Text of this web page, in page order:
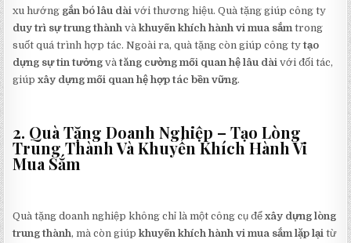
xu hướng gắn bó lâu dài với thương hiệu. Quà tặng giúp công ty
duy trì sự trung thành vàkhuyến khích hành vi mua sắm trong
suốt quá trình hợp tác. Ngoài ra, quà tặng còn giúp công tytạo
dựng sự tin tưởng vàtăng cường mối quan hệ lâu dài với đối tác,
giúpxây dựng mối quan hệ hợp tác bền vững.
2. Quà Tặng Doanh Nghiệp – Tạo Lòng
Trung Thành Và Khuyến Khích Hành Vi
Mua Sắm
Quà tặng doanh nghiệp không chỉ là một công cụ đểxây dựng lòng
trung thành, mà còn giúpkhuyến khích hành vi mua sắm lặp lại từ